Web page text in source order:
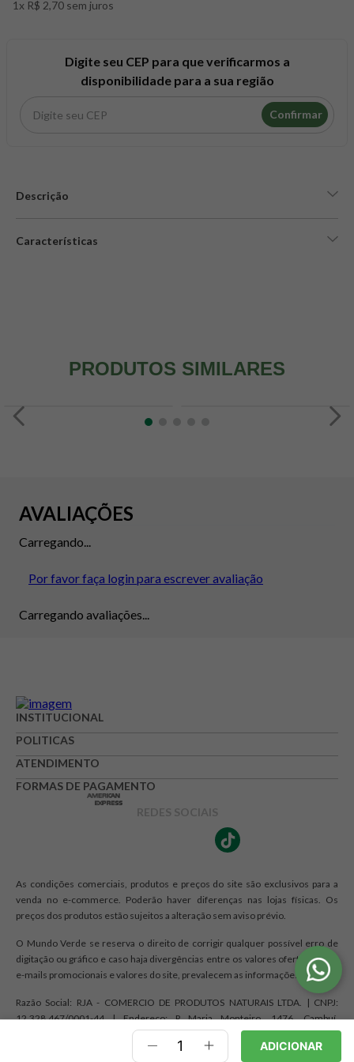
1x R$ 2,70 sem juros
Digite seu CEP para que verificarmos a
disponibilidade para a sua região
Confirmar
Descrição
Características
ADICIONAR
PRODUTOS SIMILARES
AVALIAÇÕES
Carregando...
Por favor faça login para escrever avaliação
Carregando avaliações...
INSTITUCIONAL
POLITICAS
ATENDIMENTO
FORMAS DE PAGAMENTO
REDES SOCIAIS
As condições comerciais, produtos e preços do site são exclusivos para a
venda no e-commerce. Poderão haver diferenças nas lojas físicas. Os
preços dos produtos estão sujeitos a alteração sem aviso prévio.
O Mundo Verde se reserva o direito de corrigir qualquer possível erro de
digitação ou gráfico e caso haja divergências entre os valores ofertados nos
e-mails promocionais e valores do site, prevalecem as informações do site.
Razão Social: RJA - COMERCIO DE PRODUTOS NATURAIS LTDA. | CNPJ:
12.328.467/0001-44 | Endereço: R Maria Monteiro, 1476, Cambuí,
Campinas, SP CEP 13025-150
8º snack proteico mundo verde
creatina mundo verde